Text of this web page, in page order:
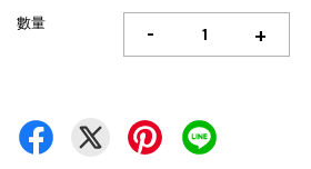
數量 - +